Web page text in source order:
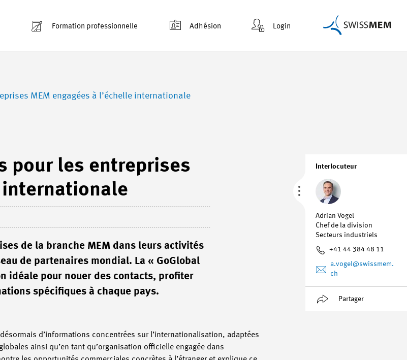
Formation professionnelle Adhésion Login
MEM engagées à l’échelle internationale
Interlocuteur
Adrian Vogel
Chef de la division
Secteurs industriels
+41 44 384 48 11
a.vogel@swissmem.
ch
Partager
pour les entreprises
internationale
de la branche MEM dans leurs activités
de partenaires mondial. La « GoGlobal
idéale pour nouer des contacts, profiter
spécifiques à chaque pays.
d’informations concentrées sur l’internationalisation, adaptées
ainsi qu’en tant qu’organisation officielle engagée dans